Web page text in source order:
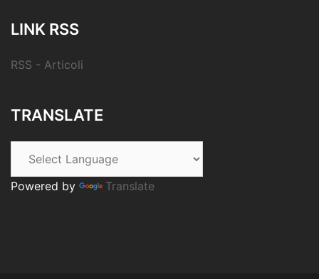
LINK RSS
RSS - Articoli
TRANSLATE
Powered by Translate